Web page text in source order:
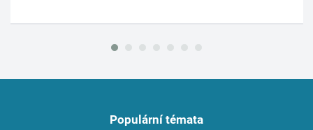
Populární témata